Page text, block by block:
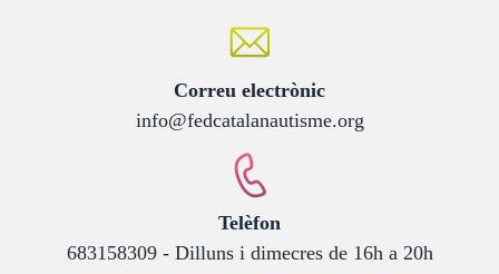
Correu electrònic:
info@fedcatalanautisme.org
Telèfon
683158309 - Dilluns i dimecres de 16h a 20h